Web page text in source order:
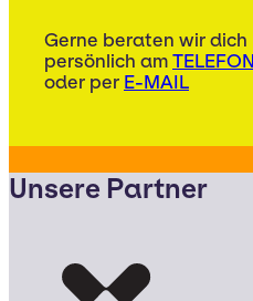
Gerne beraten wir dich
persönlich am TELEFON
oder per E-MAIL
Unsere Partner